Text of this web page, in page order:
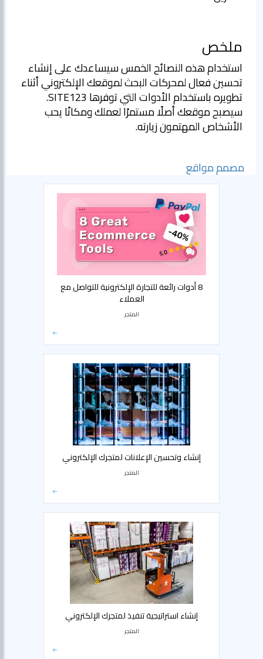
ملخص
استخدام هذه النصائح الخمس سيساعدك على إنشاء
تحسين فعال لمحركات البحث لموقعك الإلكتروني أثناء
تطويره باستخدام الأدوات التي توفرها SITE123.
سيصبح موقعك أصلًا مستمرًا لعملك ومكانًا يحب
الأشخاص المهتمون زيارته.
مصمم مواقع
8 أدوات رائعة للتجارة الإلكترونية للتواصل مع
العملاء
المتجر
إنشاء وتحسين الإعلانات لمتجرك الإلكتروني
المتجر
إنشاء استراتيجية تنفيذ لمتجرك الإلكتروني
المتجر